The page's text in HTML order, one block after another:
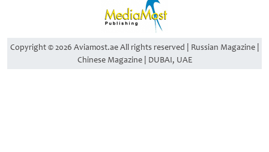
Copyright © 2026 Aviamost.ae All rights reserved | Russian Magazine |
Chinese Magazine | DUBAI, UAE